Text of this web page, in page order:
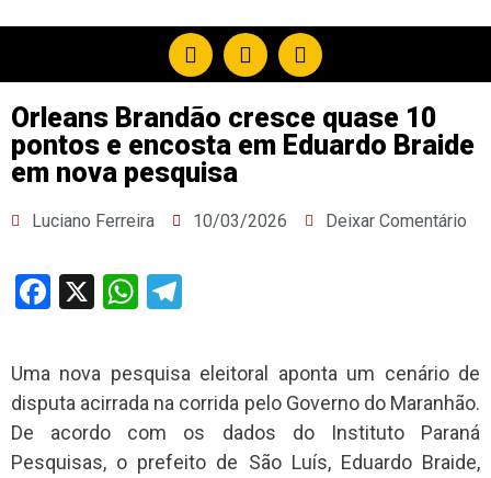
Orleans Brandão cresce quase 10
pontos e encosta em Eduardo Braide
em nova pesquisa
Luciano Ferreira 10/03/2026 Deixar Comentário
Facebook
X WhatsApp
Uma nova pesquisa eleitoral aponta um cenário de
disputa acirrada na corrida pelo Governo do Maranhão.
De acordo com os dados do Instituto Paraná
Pesquisas, o prefeito de São Luís, Eduardo Braide,